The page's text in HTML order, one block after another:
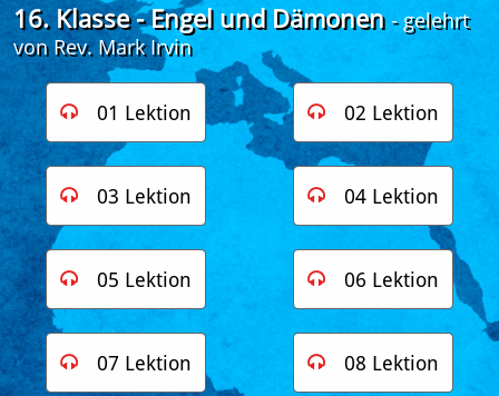
16. Klasse - Engel und Dämonen - gelehrt
von Rev. Mark Irvin
01 Lektion
 02 Lektion

03 Lektion
 04 Lektion

05 Lektion
 06 Lektion

07 Lektion
 08 Lektion
